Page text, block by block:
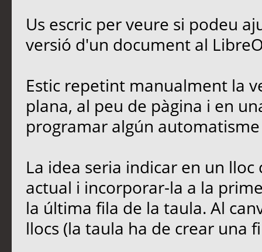
Us escric per veure si podeu
versió d'un document al
Estic repetint manualment la
plana, al peu de pàgina i en
programar algún automatisme
La idea seria indicar en un
actual i incorporar-la a la
la última fila de la taula. Al
llocs (la taula ha de crear una